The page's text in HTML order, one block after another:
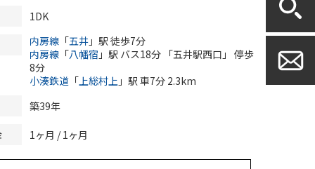
1DK
内房線 「五井 」駅 徒歩7分
内房線 「八幡宿 」駅 バス18分 「五井駅西口」 停歩
8分
小湊鉄道 「上総村上 」駅 車7分 2.3km
築39年
1ヶ月 / 1ヶ月